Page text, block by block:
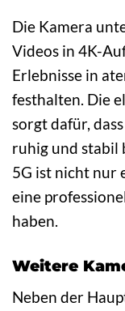
Die Kamera
Videos in 4K-
Erlebnisse in
festhalten. Die
sorgt dafür,
ruhig und stabil
5G ist nicht nur
eine
haben.
Weitere
Neben der